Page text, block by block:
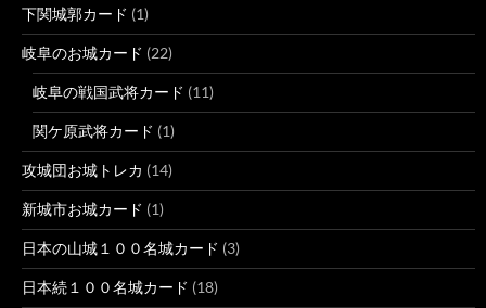
下関城郭カード (1)
岐阜のお城カード (22)
岐阜の戦国武将カード (11)
関ケ原武将カード (1)
攻城団お城トレカ (14)
新城市お城カード (1)
日本の山城１００名城カード (3)
日本続１００名城カード (18)